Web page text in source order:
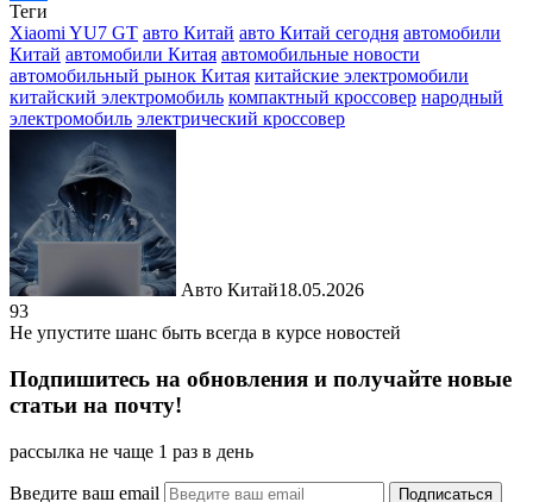
Отправить
Теги
Xiaomi YU7 GT авто Китай авто Китай сегодня автомобили
Китай автомобили Китая автомобильные новости
автомобильный рынок Китая китайские электромобили
китайский электромобиль компактный кроссовер народный
электромобиль электрический кроссовер
Авто Китай18.05.2026
93
Не упустите шанс быть всегда в курсе новостей
Подпишитесь на обновления и получайте новые
статьи на почту!
рассылка не чаще 1 раз в день
Введите ваш email